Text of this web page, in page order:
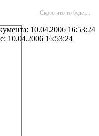
Скоро что то будет...
10.04.2006 16:53:24
10.04.2006 16:53:24